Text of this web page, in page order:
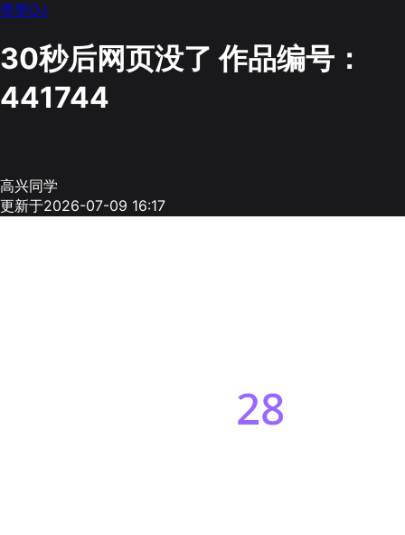
墨墨OJ
30秒后网页没了作品编号：
441744
高兴同学
更新于2026-07-09 16:17